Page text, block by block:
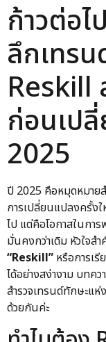
ก้าวต่อไ
ลึกเทร
Reskill
ก่อนเป
2025
ปี 2025 คือหมุดหมาย
การเปลี่ยนแปลงครั้ง
ไป แต่คือโอกาสในการ
มั่นคงกว่าเดิม หัวใจส
“Reskill” หรือการเ
ได้อย่างสง่างาม บทค
สำรวจเทรนด์ทักษะแ
ด้วยกันค่ะ